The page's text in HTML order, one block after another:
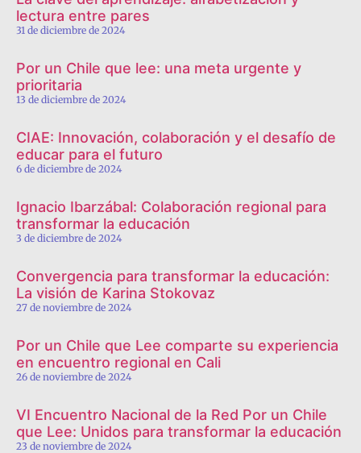
lectura entre pares
31 de diciembre de 2024
Por un Chile que lee: una meta urgente y
prioritaria
13 de diciembre de 2024
CIAE: Innovación, colaboración y el desafío de
educar para el futuro
6 de diciembre de 2024
Ignacio Ibarzábal: Colaboración regional para
transformar la educación
3 de diciembre de 2024
Convergencia para transformar la educación:
La visión de Karina Stokovaz
27 de noviembre de 2024
Por un Chile que Lee comparte su experiencia
en encuentro regional en Cali
26 de noviembre de 2024
VI Encuentro Nacional de la Red Por un Chile
que Lee: Unidos para transformar la educación
23 de noviembre de 2024